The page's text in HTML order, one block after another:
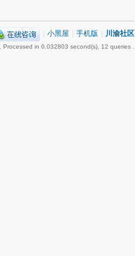
小黑屋 手机版 川渝社区
, Processed in 0.032803 second(s), 12 queries .